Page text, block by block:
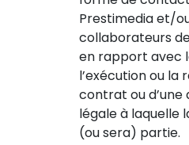
Prestimedia et/
collaborateurs
en rapport avec
l’exécution ou la
contrat ou
légale à laquelle
(ou sera) partie.